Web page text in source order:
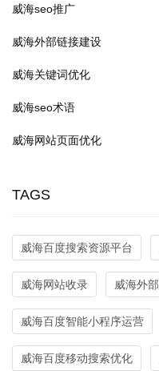
威海seo推广
威海外部链接建设
威海关键词优化
威海seo术语
威海网站页面优化
TAGS
威海百度搜索资源平台
威海网站收录 威海外
威海百度智能小程序运营
威海百度移动搜索优化